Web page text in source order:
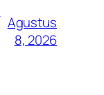
Agustus
8, 2026